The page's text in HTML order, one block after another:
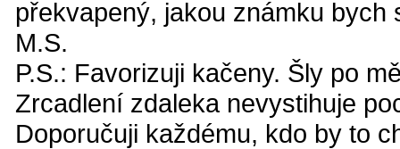
překvapený, jakou známku bych
M.S.
P.S.: Favorizuji kačeny. Šly po
Zrcadlení zdaleka nevystihuje
Doporučuji každému, kdo by to